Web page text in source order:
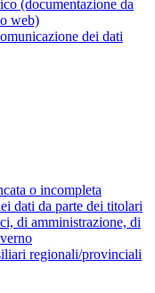
(documentazione da
web)
dei dati
o incompleta
dati da parte dei titolari
di amministrazione, di
regionali/provinciali